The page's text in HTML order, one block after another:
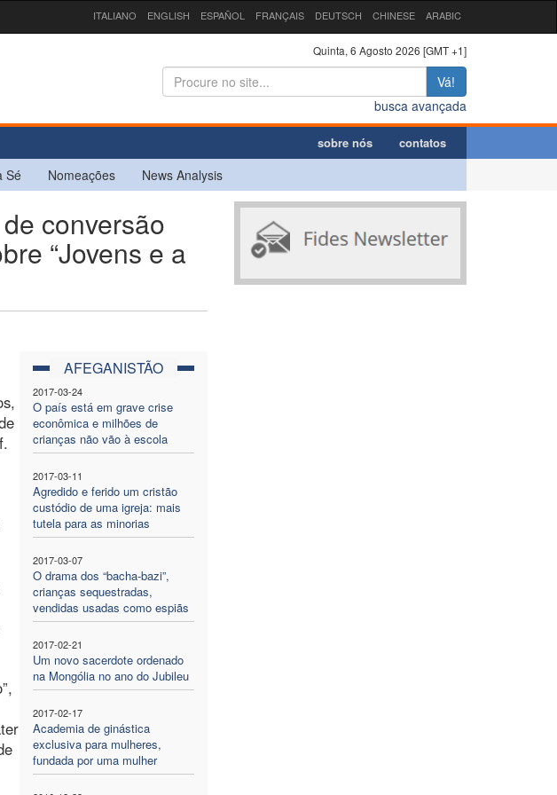
ITALIANO ENGLISH ESPAÑOL FRANÇAIS DEUTSCH CHINESE ARABIC
Quinta, 6 Agosto 2026 [GMT +1]
Vá!
busca avançada
sobre nós contatos
Sé Nomeações News Analysis
conversão
“Jovens e a
AFEGANISTÃO
2017-03-24
O país está em grave crise
econômica e milhões de
crianças não vão à escola
2017-03-11
Agredido e ferido um cristão
custódio de uma igreja: mais
tutela para as minorias
2017-03-07
O drama dos “bacha-bazi”,
crianças sequestradas,
vendidas usadas como espiãs
2017-02-21
Um novo sacerdote ordenado
na Mongólia no ano do Jubileu
2017-02-17
Academia de ginástica
exclusiva para mulheres,
fundada por uma mulher